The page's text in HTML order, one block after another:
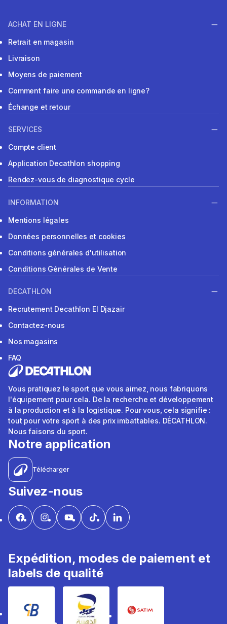
ACHAT EN LIGNE
Retrait en magasin
Livraison
Moyens de paiement
Comment faire une commande en ligne?
Échange et retour
SERVICES
Compte client
Application Decathlon shopping
Rendez-vous de diagnostique cycle
INFORMATION
Mentions légales
Données personnelles et cookies
Conditions générales d'utilisation
Conditions Générales de Vente
DECATHLON
Recrutement Decathlon El Djazair
Contactez-nous
Nos magasins
FAQ
Vous pratiquez le sport que vous aimez, nous fabriquons
l'équipement pour cela. De la recherche et développement
à la production et à la logistique. Pour vous, cela signifie :
tout pour votre sport à des prix imbattables. DÉCATHLON.
Nous faisons du sport.
Notre application
Télécharger
Suivez-nous
Expédition, modes de paiement et
labels de qualité